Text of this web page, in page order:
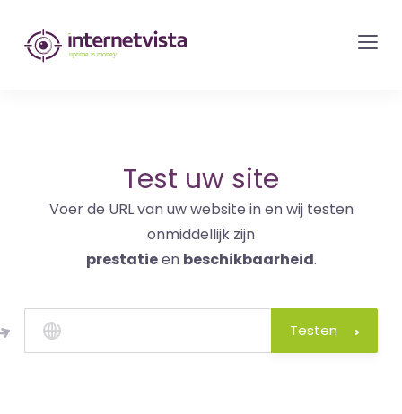
internetvista
monitoring
en
internetdiensten
Uptime
is
money
Test uw site
Voer de URL van uw website in en wij testen
onmiddellijk zijn
prestatieen beschikbaarheid.
Testen